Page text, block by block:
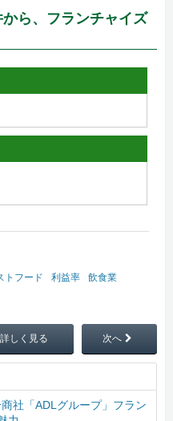
ら、フランチャイズ
トフード 利益率
飲食業
しく見る 次へ
社「ADLグループ」フラン